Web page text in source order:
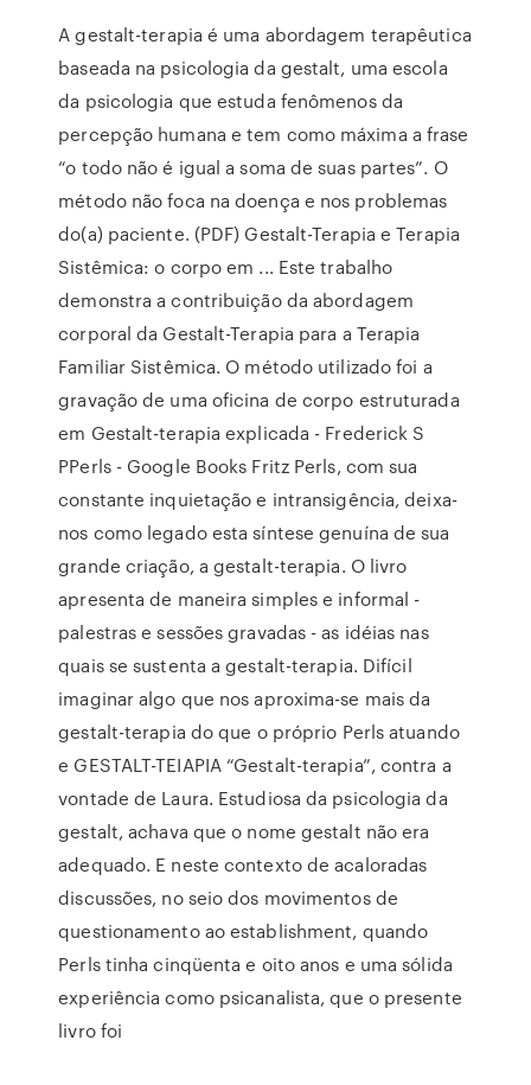
A gestalt-terapia é uma abordagem terapêutica
baseada na psicologia da gestalt, uma escola
da psicologia que estuda fenômenos da
percepção humana e tem como máxima a frase
“o todo não é igual a soma de suas partes”. O
método não foca na doença e nos problemas
do(a) paciente. (PDF) Gestalt-Terapia e Terapia
Sistêmica: o corpo em ... Este trabalho
demonstra a contribuição da abordagem
corporal da Gestalt-Terapia para a Terapia
Familiar Sistêmica. O método utilizado foi a
gravação de uma oficina de corpo estruturada
em Gestalt-terapia explicada - Frederick S
PPerls - Google Books Fritz Perls, com sua
constante inquietação e intransigência, deixa-
nos como legado esta síntese genuína de sua
grande criação, a gestalt-terapia. O livro
apresenta de maneira simples e informal -
palestras e sessões gravadas - as idéias nas
quais se sustenta a gestalt-terapia. Difícil
imaginar algo que nos aproxima-se mais da
gestalt-terapia do que o próprio Perls atuando
e GESTALT-TEIAPIA “Gestalt-terapia”, contra a
vontade de Laura. Estudiosa da psicologia da
gestalt, achava que o nome gestalt não era
adequado. E neste contexto de acaloradas
discussões, no seio dos movimentos de
questionamento ao establishment, quando
Perls tinha cinqüenta e oito anos e uma sólida
experiência como psicanalista, que o presente
livro foi